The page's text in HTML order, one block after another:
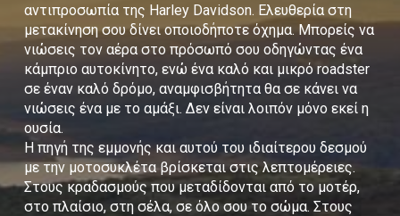
αντιπροσωπία της Harley Davidson. Ελευθερία στη
μετακίνηση σου δίνει οποιοδήποτε όχημα. Μπορείς να
νιώσεις τον αέρα στο πρόσωπό σου οδηγώντας ένα
κάμπριο αυτοκίνητο, ενώ ένα καλό και μικρό roadster
σε έναν καλό δρόμο, αναμφισβήτητα θα σε κάνει να
νιώσεις ένα με το αμάξι. Δεν είναι λοιπόν μόνο εκεί η
ουσία.
Η πηγή της εμμονής και αυτού του ιδιαίτερου δεσμού
με την μοτοσυκλέτα βρίσκεται στις λεπτομέρειες.
Στους κραδασμούς που μεταδίδονται από το μοτέρ,
στο πλαίσιο, στη σέλα, σε όλο σου το σώμα. Στους